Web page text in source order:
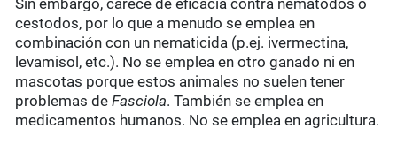
Sin embargo, carece de eficacia contra nematodos o
cestodos, por lo que a menudo se emplea en
combinación con un nematicida (p.ej. ivermectina,
levamisol, etc.). No se emplea en otro ganado ni en
mascotas porque estos animales no suelen tener
problemas deFasciola. También se emplea en
medicamentos humanos. No se emplea en agricultura.